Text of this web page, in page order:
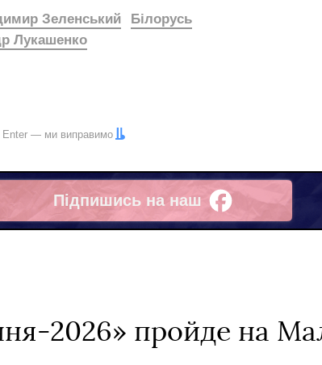
Зеленський
Білорусь
Лукашенко
Enter — ми виправимо
Підпишись на наш
Facebook
2026» пройде на